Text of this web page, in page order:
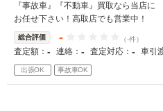
『事故車』『不動車』買取なら当店に
お任せ下さい！高取店でも営業中！
総合評価 - （-件）
査定額： - 連絡： - 査定対応： - 車引
出張OK 事故車OK